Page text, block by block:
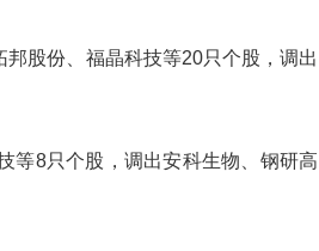
股份、福晶科技等20只个股，调出
等8只个股，调出安科生物、钢研高